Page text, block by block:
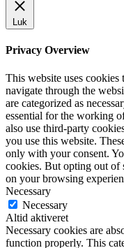
Luk
Privacy Overview
This website uses
navigate through the
are categorized as
essential for the working
also use third-party
you use this website.
only with your consent.
cookies. But opting out of
on your browsing
Necessary
Necessary
Altid aktiveret
Necessary cookies are
function properly. This